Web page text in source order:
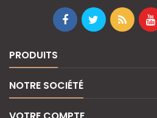
PRODUITS
NOTRE SOCIÉTÉ